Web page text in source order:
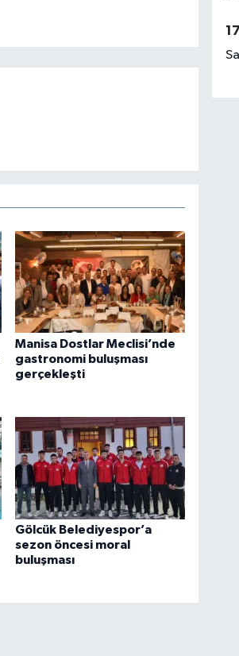
Manisa Dostlar Meclisi’nde
gastronomi buluşması
gerçekleşti
Gölcük Belediyespor’a
sezon öncesi moral
buluşması